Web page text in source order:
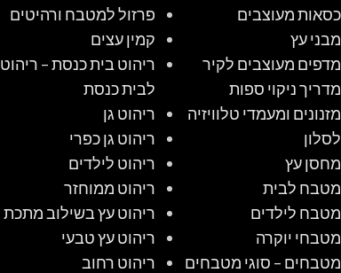
כסאות מעוצבים
מבני עץ
מדפים מעוצבים לקיר
מדריך ניקוי ספות
מזנונים ומעמדי טלוויזיה
לסלון
מחסן עץ
מטבח לבית
מטבח לילדים
מטבחי יוקרה
מטבחים – סוגי מטבחים
פרזול למטבח ורהיטים
קמין עצים
ריהוט בית כנסת – ריהוט
לבית כנסת
ריהוט גן
ריהוט גן כפרי
ריהוט לילדים
ריהוט ממוחזר
ריהוט עץ בשילוב מתכת
ריהוט עץ טבעי
ריהוט רחוב